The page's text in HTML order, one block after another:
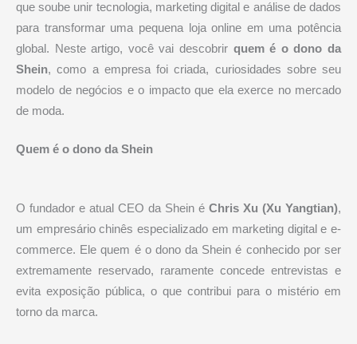
que soube unir tecnologia, marketing digital e análise de dados
para transformar uma pequena loja online em uma potência
global. Neste artigo, você vai descobrir quem é o dono da
Shein, como a empresa foi criada, curiosidades sobre seu
modelo de negócios e o impacto que ela exerce no mercado
de moda.
Quem é o dono da Shein
O fundador e atual CEO da Shein é Chris Xu (Xu Yangtian),
um empresário chinês especializado em marketing digital e e-
commerce. Ele quem é o dono da Shein é conhecido por ser
extremamente reservado, raramente concede entrevistas e
evita exposição pública, o que contribui para o mistério em
torno da marca.